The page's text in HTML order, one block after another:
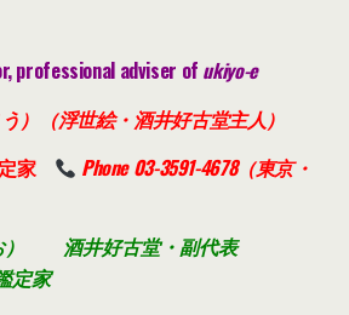
professional adviser of ukiyo-e
（浮世絵・酒井好古堂主人）
家
Phone 03-3591-4678（東京・
お） 酒井好古堂・副代表
定家